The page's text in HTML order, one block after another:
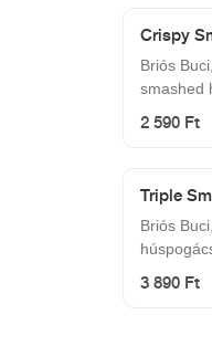
Crispy
Briós
smashed
2 590 Ft
Triple
Briós
3 890 Ft